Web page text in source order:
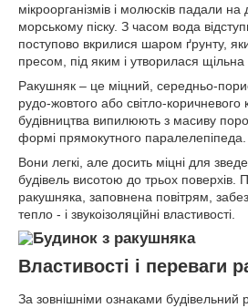
мікроорганізмів і молюсків падали
морському піску. З часом вода
поступово вкрилися шаром ґрунту,
пресом, під яким і утворилася щільна
Ракушняк – це міцний, середньо-
рудо-жовтого або світло-
будівництва випилюють з масиву
формі прямокутного паралелепіпеда.
Вони легкі, але досить міцні для
будівель висотою до трьох поверхів.
ракушняка, заповнена повітрям,
тепло - і звукоізоляційні властивості.
Властивості і переваги
За зовнішніми ознаками будівельний